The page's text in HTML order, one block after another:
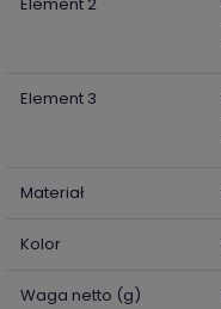
Element 2
Element 3
Materiał
Kolor
Waga netto (g)